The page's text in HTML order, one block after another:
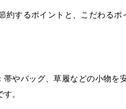
約するポイントと、こだわる
：帯やバッグ、草履などの小物を
。